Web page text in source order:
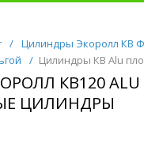
/ Цилиндры Экоролл КВ
/ Цилиндры КВ Alu
КВ120 ALU
ЦИЛИНДРЫ